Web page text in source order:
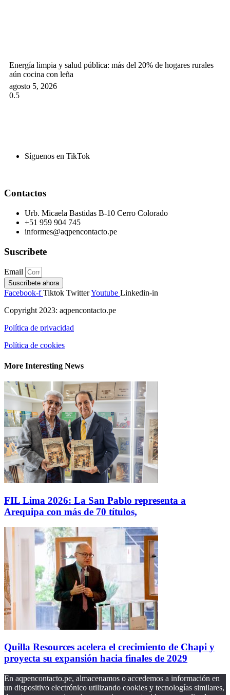
Energía limpia y salud pública: más del 20% de hogares rurales
aún cocina con leña
agosto 5, 2026
Síguenos en TikTok
Contactos
Urb. Micaela Bastidas B-10 Cerro Colorado
+51 959 904 745
informes@aqpencontacto.pe
Suscríbete
Email
Suscríbete ahora
Facebook-f Tiktok TwitterYoutube Linkedin-in
Copyright 2023: aqpencontacto.pe
Política de privacidad
Política de cookies
More Interesting News
FIL Lima 2026: La San Pablo representa a
Arequipa con más de 70 títulos,
Quilla Resources acelera el crecimiento de Chapi y
proyecta su expansión hacia finales de 2029
En aqpencontacto.pe, almacenamos o accedemos a información en
un dispositivo electrónico utilizando cookies y tecnologías similares,